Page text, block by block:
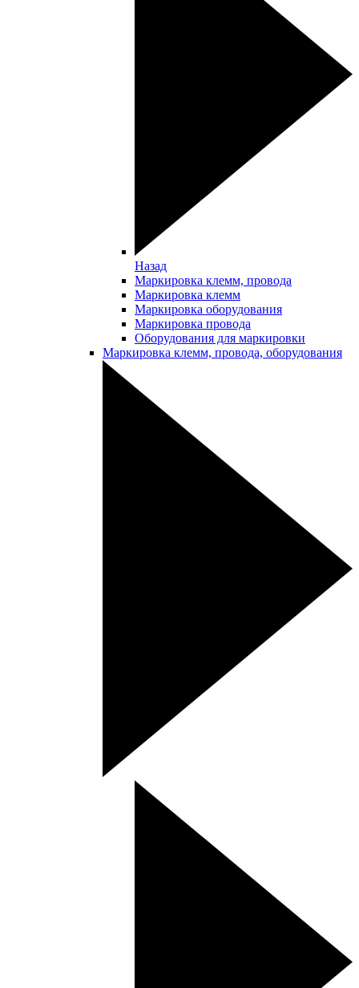
Назад
Маркировка клемм, провода
Маркировка клемм
Маркировка оборудования
Маркировка провода
Оборудования для маркировки
Маркировка клемм, провода, оборудования